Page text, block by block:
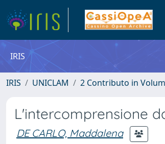
IRIS
IRIS UNICLAM 2 Contributo in
L'intercomprensione
DE CARLO, Maddalena